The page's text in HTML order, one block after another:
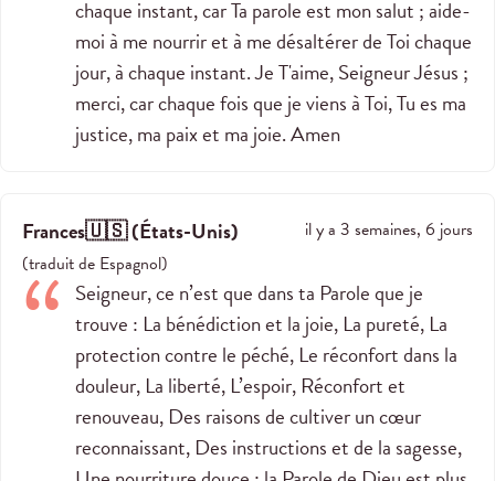
chaque instant, car Ta parole est mon salut ; aide-
moi à me nourrir et à me désaltérer de Toi chaque
jour, à chaque instant. Je T'aime, Seigneur Jésus ;
merci, car chaque fois que je viens à Toi, Tu es ma
justice, ma paix et ma joie. Amen
Frances🇺🇸(États-Unis)
il y a 3 semaines, 6 jours
(traduit de Espagnol)
Seigneur, ce n’est que dans ta Parole que je
trouve : La bénédiction et la joie, La pureté, La
protection contre le péché, Le réconfort dans la
douleur, La liberté, L’espoir, Réconfort et
renouveau, Des raisons de cultiver un cœur
reconnaissant, Des instructions et de la sagesse,